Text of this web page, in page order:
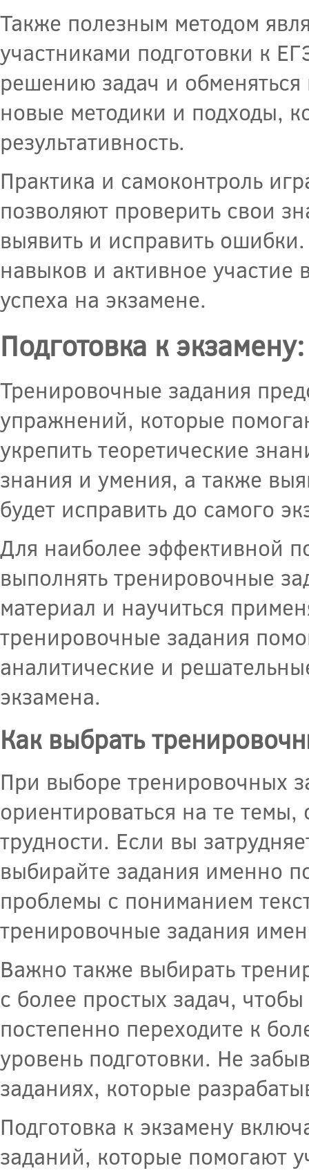
Также полезным методом
участниками подготовки к
решению задач и
новые методики и подходы,
результативность.
Практика и самоконтроль
позволяют проверить свои
выявить и исправить
навыков и активное участие
успеха на экзамене.
Подготовка к
Тренировочные задания
упражнений, которые
укрепить теоретические
знания и умения, а также
будет исправить до самого
Для наиболее эффективной
выполнять тренировочные
материал и научиться
тренировочные задания
аналитические и
экзамена.
Как выбрать
При выборе тренировочных
ориентироваться на те
трудности. Если вы
выбирайте задания именно
проблемы с пониманием
тренировочные задания
Важно также выбирать
с более простых задач,
постепенно переходите к
уровень подготовки. Не
заданиях, которые
Подготовка к экзамену
заданий, которые помогают